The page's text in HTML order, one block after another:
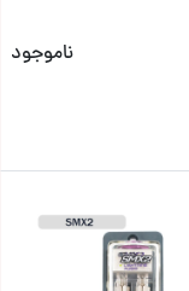
ناموجود